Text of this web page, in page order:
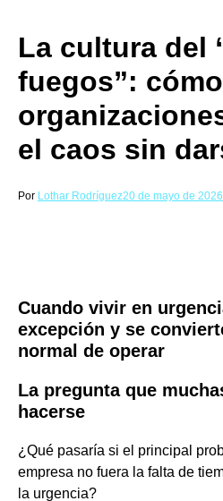
La cultura del
fuegos”:
el caos sin
Por Lothar Rodríguez20 de mayo de 2026
Cuando vivir en
excepción y se
normal de operar
La pregunta que
hacerse
¿Qué pasaría si el principal
empresa no fuera la falta de
la urgencia?